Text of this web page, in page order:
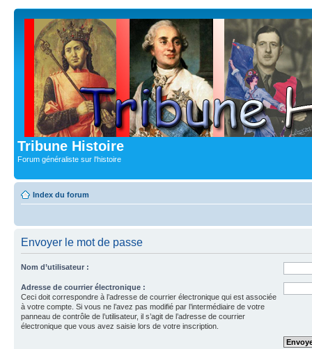
Tribune Histoire
Forum généraliste sur l'histoire
Index du forum
Envoyer le mot de passe
Nom d’utilisateur :
Adresse de courrier électronique :
Ceci doit correspondre à l’adresse de courrier électronique qui est associée
à votre compte. Si vous ne l’avez pas modifié par l’intermédiaire de votre
panneau de contrôle de l’utilisateur, il s’agit de l’adresse de courrier
électronique que vous avez saisie lors de votre inscription.